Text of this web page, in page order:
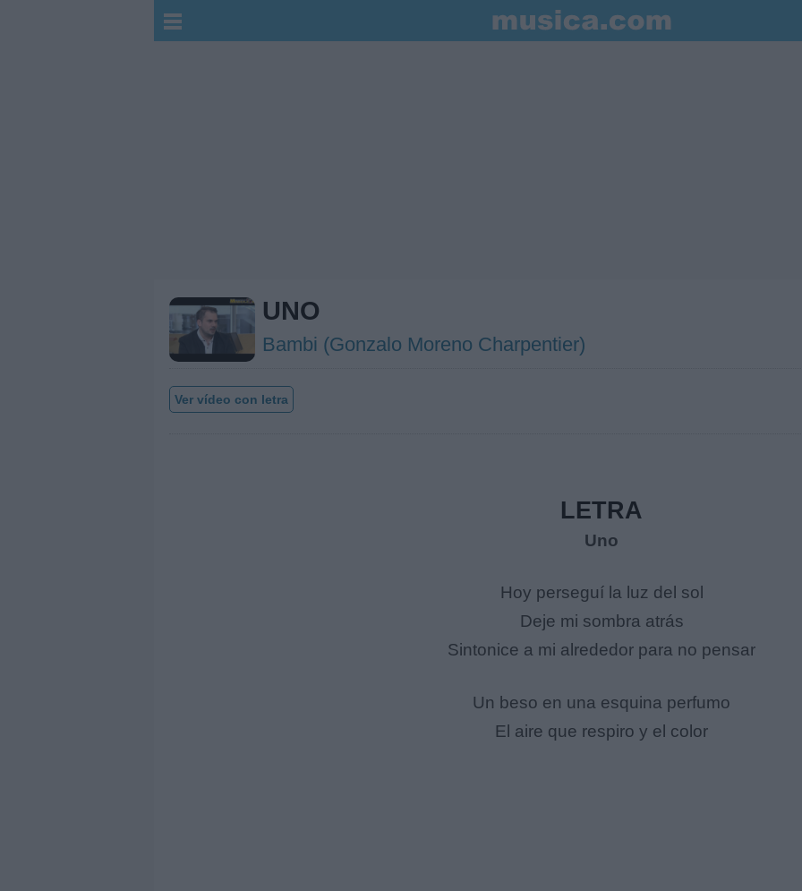
UNO
Bambi (Gonzalo Moreno Charpentier)
Ver vídeo con letra
LETRA
Uno
Hoy perseguí la luz del sol
Deje mi sombra atrás
Sintonice a mi alrededor para no pensar
Un beso en una esquina perfumo
El aire que respiro y el color